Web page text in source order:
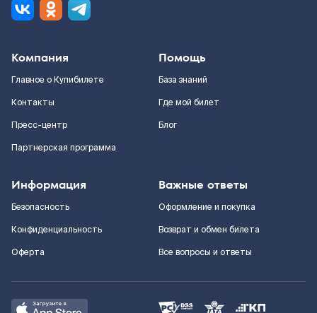
Компания
Главное о Купибилете
Контакты
Пресс-центр
Партнерская программа
Помощь
База знаний
Где мой билет
Блог
Информация
Безопасность
Конфиденциальность
Оферта
Важные ответы
Оформление и покупка
Возврат и обмен билета
Все вопросы и ответы